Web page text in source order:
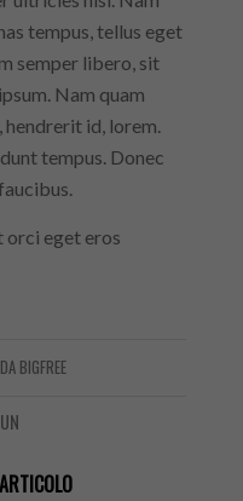
tempus, tellus eget
semper libero, sit
Nam quam
hendrerit id, lorem.
tempus. Donec
orci eget eros
DA BIGFREE